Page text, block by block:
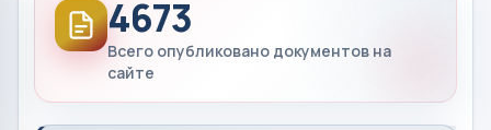
4673
Всего опубликовано документов на
сайте